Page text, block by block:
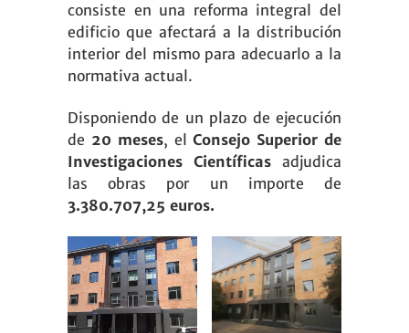
consiste en una reforma integral del
edificio que afectará a la distribución
interior del mismo para adecuarlo a la
normativa actual.
Disponiendo de un plazo de ejecución
de 20 meses, elConsejo Superior de
Investigaciones Científicas adjudica
las obras por un importe de
3.380.707,25 euros.